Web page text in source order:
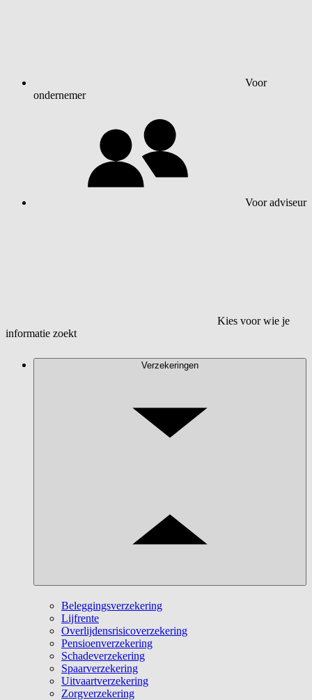
Voor
ondernemer
Voor adviseur
Kies voor wie je
informatie zoekt
Verzekeringen
Beleggingsverzekering
Lijfrente
Overlijdensrisicoverzekering
Pensioenverzekering
Schadeverzekering
Spaarverzekering
Uitvaartverzekering
Zorgverzekering